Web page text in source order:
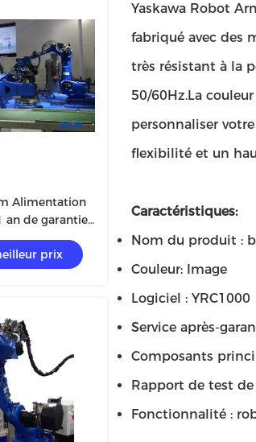
Alimentation
an de garantie
de base
prix
Yaskawa Robot
fabriqué avec des
très résistant à la
50/60Hz.La
personnaliser
flexibilité et un
Caractéristiques:
Nom du produit :
Couleur: Image
Logiciel : YRC1000
Service après-
Composants
Rapport de test
Fonctionnalité :